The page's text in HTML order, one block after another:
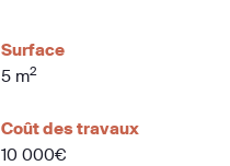
Surface
5 m2
Coût des travaux
10 000€